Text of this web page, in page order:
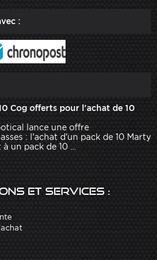
:
Cog offerts pour l'achat de 10
lance une offre
: l'achat d'un pack de 10 Marty
un pack de 10 ...
et services :